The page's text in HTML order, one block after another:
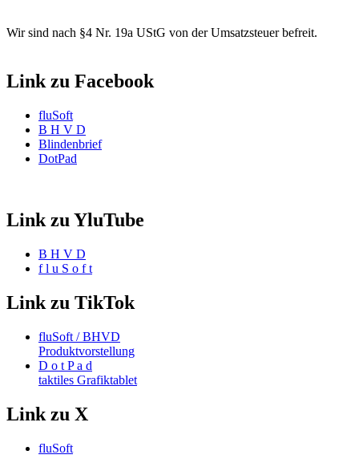
Wir sind nach §4 Nr. 19a UStG von der Umsatzsteuer befreit.
Link zu Facebook
fluSoft
B H V D
Blindenbrief
DotPad
Link zu YluTube
B H V D
f l u S o f t
Link zu TikTok
fluSoft / BHVD
Produktvorstellung
D o t P a d
taktiles Grafiktablet
Link zu X
fluSoft